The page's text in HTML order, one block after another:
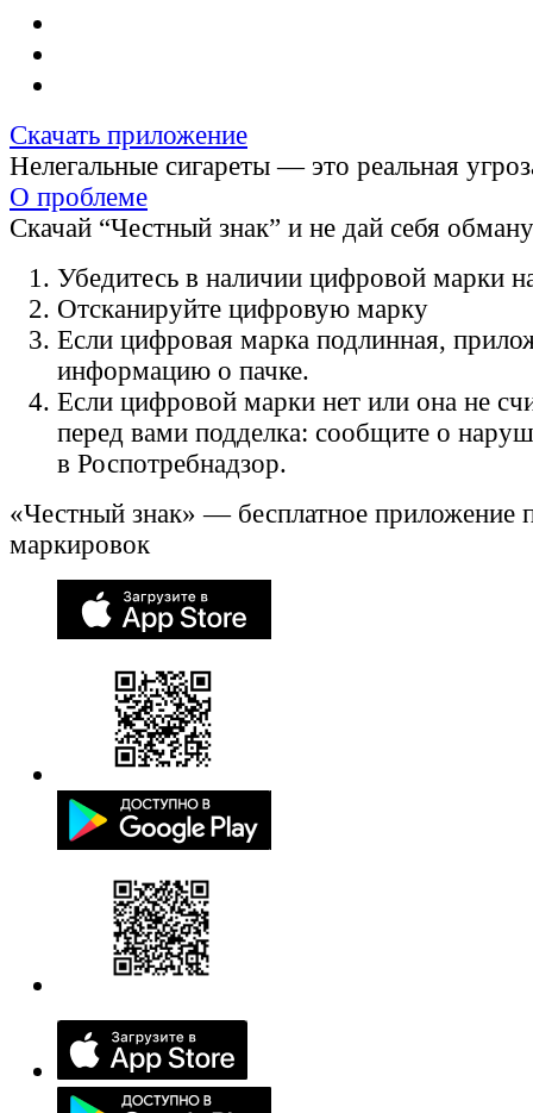
Скачать приложение
Нелегальные сигареты — это реальная
О проблеме
Скачай “Честный знак” и не дай себя
Убедитесь в наличии цифровой марки
Отсканируйте цифровую марку
Если цифровая марка подлинная,
информацию о пачке.
Если цифровой марки нет или она не
перед вами подделка: сообщите о
в Роспотребнадзор.
«Честный знак» — бесплатное приложение
маркировок